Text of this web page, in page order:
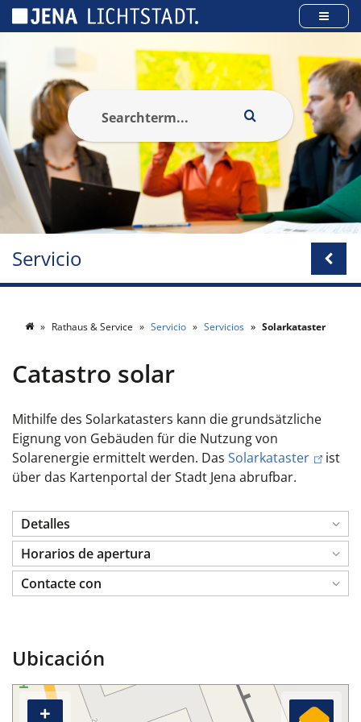
Servicio
Rathaus & Service Servicio Servicios Solarkataster
Catastro solar
Mithilfe des Solarkatasters kann die grundsätzliche
Eignung von Gebäuden für die Nutzung von
Solarenergie ermittelt werden. Das Solarkataster
ist
über das Kartenportal der Stadt Jena abrufbar.
Detalles
Horarios de apertura
Contacte con
Ubicación
+
Panel de gestión de cookies